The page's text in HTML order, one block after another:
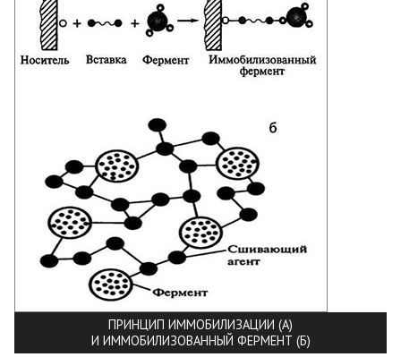
ПРИНЦИП ИММОБИЛИЗАЦИИ (А)
И ИММОБИЛИЗОВАННЫЙ ФЕРМЕНТ (Б)